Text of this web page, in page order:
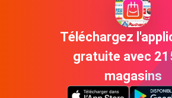
Téléchargez
gratuite avec
magasins